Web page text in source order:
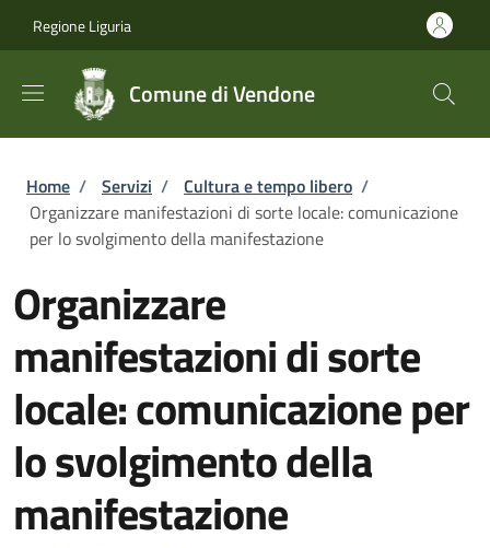
Regione Liguria
Comune di Vendone
Briciole di pane
Home / Servizi / Cultura e tempo libero /
Organizzare manifestazioni di sorte locale: comunicazione
per lo svolgimento della manifestazione
Organizzare
manifestazioni di sorte
locale: comunicazione per
lo svolgimento della
manifestazione